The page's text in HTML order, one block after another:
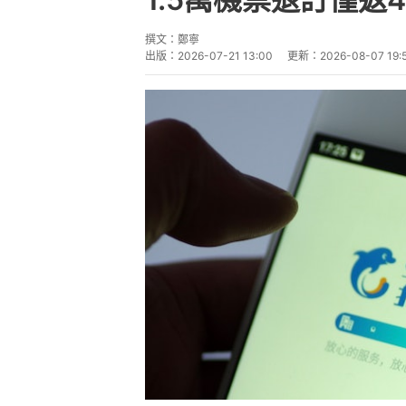
撰文： 鄭寧
出版： 2026-07-21 13:00 更新： 2026-08-07